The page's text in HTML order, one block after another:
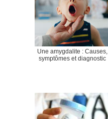
Une amygdalite : Causes,
symptômes et diagnostic